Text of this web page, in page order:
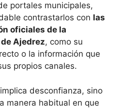
portales municipales,
contrastarlos con las
oficiales de la
Ajedrez, como su
o la información que
propios canales.
desconfianza, sino
manera habitual en que